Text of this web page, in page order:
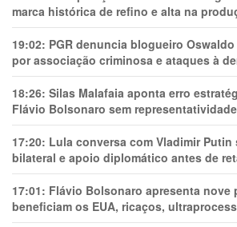
marca histórica de refino e alta na
19:02: PGR denuncia blogueiro
por associação criminosa e ataques à
18:26: Silas Malafaia aponta erro
Flávio Bolsonaro sem
17:20: Lula conversa com Vladimir Putin
bilateral e apoio diplomático antes de
17:01: Flávio Bolsonaro apresenta nove
beneficiam os EUA, ricaços,